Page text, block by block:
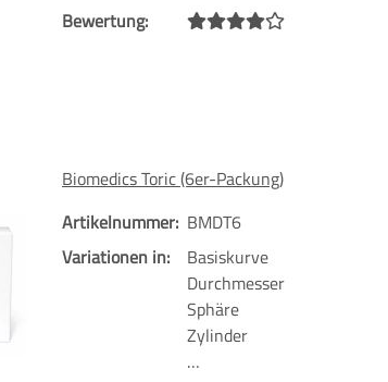
Bewertung:
Biomedics Toric (6er-Packung)
Artikelnummer: BMDT6
Variationen in:
Basiskurve
Durchmesser
Sphäre
Zylinder
…